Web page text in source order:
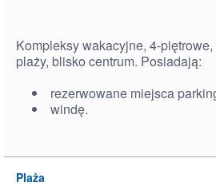
Kompleksy wakacyjne, 4-piętrowe,
plaży, blisko centrum. Posiadają:
rezerwowane miejsca
windę.
Plaża